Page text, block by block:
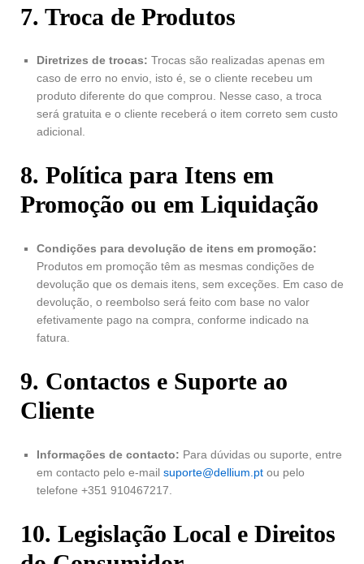
7. Troca de Produtos
Diretrizes de trocas: Trocas são realizadas apenas em
caso de erro no envio, isto é, se o cliente recebeu um
produto diferente do que comprou. Nesse caso, a troca
será gratuita e o cliente receberá o item correto sem custo
adicional.
8. Política para Itens em
Promoção ou em Liquidação
Condições para devolução de itens em promoção:
Produtos em promoção têm as mesmas condições de
devolução que os demais itens, sem exceções. Em caso de
devolução, o reembolso será feito com base no valor
efetivamente pago na compra, conforme indicado na
fatura.
9. Contactos e Suporte ao
Cliente
Informações de contacto: Para dúvidas ou suporte, entre
em contacto pelo e-mail suporte@dellium.pt ou pelo
telefone +351 910467217.
10. Legislação Local e Direitos